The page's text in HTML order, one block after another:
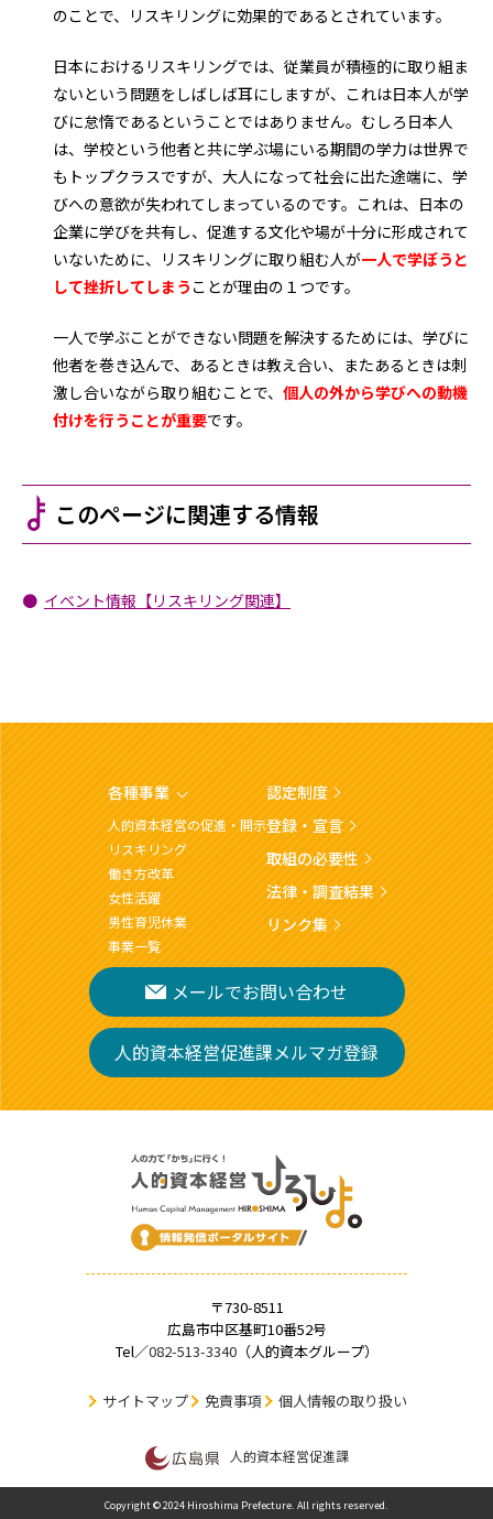
のことで、リスキリングに効果的であるとされています。
日本におけるリスキリングでは、従業員が積極的に取り組ま
ないという問題をしばしば耳にしますが、これは日本人が学
びに怠惰であるということではありません。むしろ日本人
は、学校という他者と共に学ぶ場にいる期間の学力は世界で
もトップクラスですが、大人になって社会に出た途端に、学
びへの意欲が失われてしまっているのです。これは、日本の
企業に学びを共有し、促進する文化や場が十分に形成されて
いないために、リスキリングに取り組む人が一人で学ぼうと
して挫折してしまう ことが理由の１つです。​
一人で学ぶことができない問題を解決するためには、学びに
他者を巻き込んで、あるときは教え合い、またあるときは刺
激し合いながら取り組むことで、 個人の外から学びへの動機
付けを行うことが重要です。
このページに関連する情報
イベント情報【リスキリング関連】
各種事業
人的資本経営の促進・開示
リスキリング
働き方改革
女性活躍
男性育児休業
事業一覧
認定制度
登録・宣言
取組の必要性
法律・調査結果
リンク集
メールでお問い合わせ
人的資本経営促進課メルマガ登録
〒730-8511
広島市中区基町10番52号
Tel／082-513-3340（人的資本グループ）
サイトマップ 免責事項 個人情報の取り扱い
人的資本経営促進課
Copyright © 2024 Hiroshima Prefecture. All rights reserved.